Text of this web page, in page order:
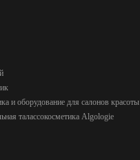
и оборудование для салонов красоты
талассокосметика Algologie